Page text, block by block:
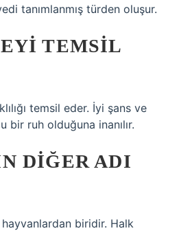
tanımlanmış türden oluşur.
TEMSIL
temsil eder. İyi şans ve
ruh olduğuna inanılır.
DIĞER ADI
biridir. Halk